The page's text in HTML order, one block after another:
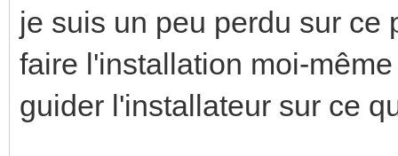
je suis un peu perdu sur ce
faire l'installation moi-
guider l'installateur sur ce